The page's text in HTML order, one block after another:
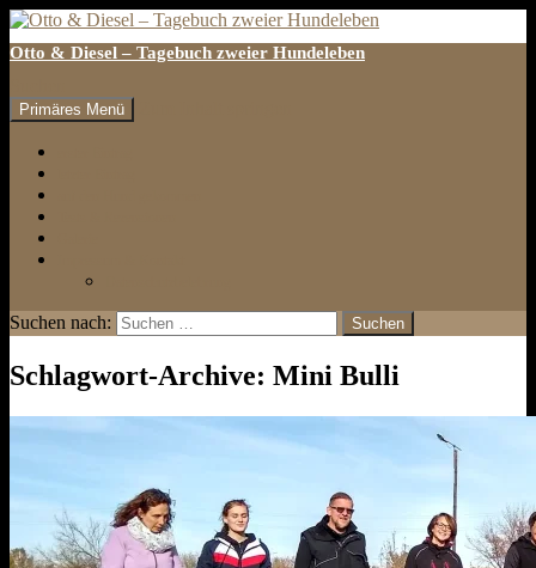
Otto & Diesel – Tagebuch zweier Hundeleben
Primäres Menü
Suchen nach:
Schlagwort-Archive: Mini Bulli